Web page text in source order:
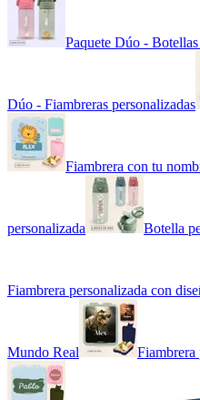
Paquete Dúo -
Dúo - Fiambreras personalizadas
Fiambrera con tu
personalizada Botella
Fiambrera personalizada con
Mundo Real Fiambrera